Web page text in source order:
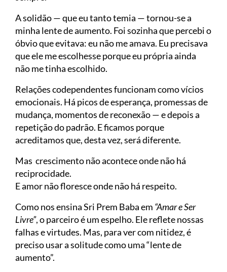
A solidão — que eu tanto temia — tornou-se a
minha lente de aumento. Foi sozinha que percebi o
óbvio que evitava: eu não me amava. Eu precisava
que ele me escolhesse porque eu própria ainda
não me tinha escolhido.
Relações codependentes funcionam como vícios
emocionais. Há picos de esperança, promessas de
mudança, momentos de reconexão — e depois a
repetição do padrão. E ficamos porque
acreditamos que, desta vez, será diferente.
Mas crescimento não acontece onde não há
reciprocidade.
E amor não floresce onde não há respeito.
Como nos ensina Sri Prem Baba em “Amar e Ser
Livre”, o parceiro é um espelho. Ele reflete nossas
falhas e virtudes. Mas, para ver com nitidez, é
preciso usar a solitude como uma “lente de
aumento”.